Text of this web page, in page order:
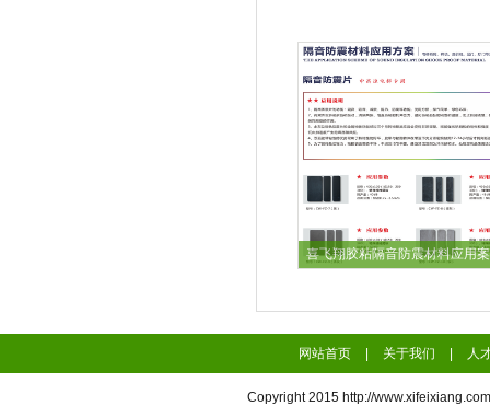
喜飞翔胶粘隔音防震材料应用
网站首页 关于我们 人
Copyright 2015 http://www.xifeixiang.com